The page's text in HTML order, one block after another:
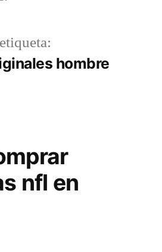
hombre
nfl en